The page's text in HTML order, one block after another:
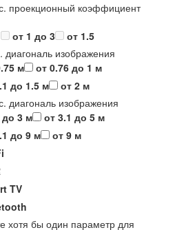
проекционный коэффициент
от 1 до 3
от 1.5
диагональ изображения
м
от 0.76 до 1 м
до 1.5 м
от 2 м
диагональ изображения
до 3 м
от 3.1 до 5 м
до 9 м
от 9 м
TV
хотя бы один параметр для